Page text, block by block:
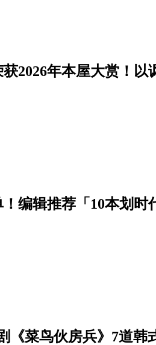
获2026年本屋大赏！
！编辑推荐「10本划
《菜鸟伙房兵》7道韩